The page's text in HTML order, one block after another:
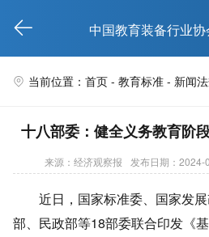
 中国教育装备行业
 当前位置：首页 - 教育标准 - 新闻
十八部委：健全义务教育阶
来源：经济观察报 发布日期：2024-
近日，国家标准委、国家发展
部、民政部等18部委联合印发《